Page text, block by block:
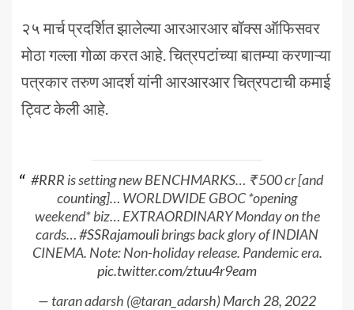
२५ मार्च प्रदर्शित झालेल्या आरआरआर बॉक्स ऑफिसवर
मोठा गल्ला गोळा करत आहे. चित्रपटांच्या बातम्या करणाऱ्या
पत्रकार तरुण आदर्श यांनी आरआरआर चित्रपटाची कमाई
ट्विट केली आहे.
#RRR is setting new BENCHMARKS… ₹ 500 cr [and
counting]… WORLDWIDE GBOC *opening
weekend* biz… EXTRAORDINARY Monday on the
cards…#SSRajamoulibrings back glory of INDIAN
CINEMA. Note: Non-holiday release. Pandemic era.
pic.twitter.com/ztuu4r9eam
— taran adarsh (@taran_adarsh)March 28, 2022